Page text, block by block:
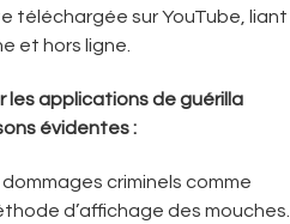
téléchargée sur YouTube, liant
et hors ligne.
les applications de guérilla
évidentes :
criminels comme
d’affichage des mouches.